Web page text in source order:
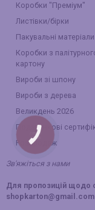
Коробки "Преміум"
Листівки/бірки
Пакувальні матеріали
Коробки з
картону
Вироби зі шпону
Вироби з дерева
Великдень 2026
Подарункові
Розпродаж
Зв'яжіться з нами
Для пропозицій щодо
shopkarton@gmail.com
КНОПКА
ЗВ'ЯЗКУ